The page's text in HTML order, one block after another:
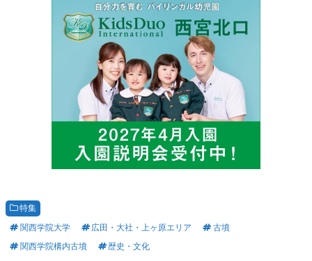
特集
関西学院大学
広田・大社・上ヶ原エリア
古墳
関西学院構内古墳
歴史・文化